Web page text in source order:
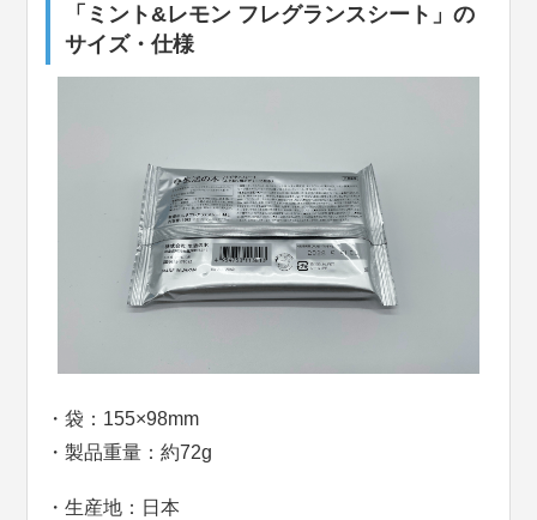
「ミント&レモン フレグランスシート」の
サイズ・仕様
・袋：155×98mm
・製品重量：約72g
・生産地：日本